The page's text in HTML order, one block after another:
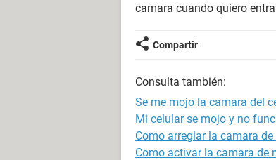
camara cuando quiero
Compartir
Consulta también:
Se me mojo la camara del
Mi celular se mojo y no
Como arreglar la camara
Como activar la camara de